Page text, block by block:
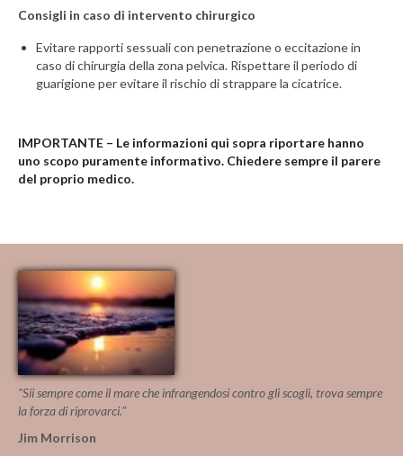
Consigli in caso di intervento chirurgico
Evitare rapporti sessuali con penetrazione o eccitazione in
caso di chirurgia della zona pelvica. Rispettare il periodo di
guarigione per evitare il rischio di strappare la cicatrice.
IMPORTANTE – Le informazioni qui sopra riportare hanno
uno scopo puramente informativo. Chiedere sempre il parere
del proprio medico.
"Sii sempre come il mare che infrangendosi contro gli scogli, trova sempre
la forza di riprovarci."
Jim Morrison